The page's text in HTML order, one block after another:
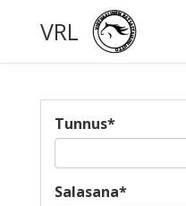
VRL
Tunnus*
Salasana*